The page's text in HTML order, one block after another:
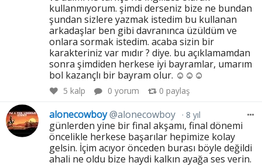
kullanmıyorum. şimdi derseniz bize ne bundan
şundan sizlere yazmak istedim bu kullanan
arkadaşlar ben gibi davranınca üzüldüm ve
onlara sormak istedim. acaba sizin bir
karakteriniz var mıdır ? diye. bu açıklamamdan
sonra şimdiden herkese iyi bayramlar, umarım
bol kazançlı bir bayram olur. ☺️☺️☺️
5 kalp 0 yorum 0 paylaş
alonecowboy@alonecowboy 8 yıl
günlerden yine bir final akşamı, final dönemi
öncelikle herkese başarılar hepimize kolay
gelsin. İçim acıyor önceden burası böyle değildi
ahali ne oldu bize haydi kalkın ayağa ses verin.